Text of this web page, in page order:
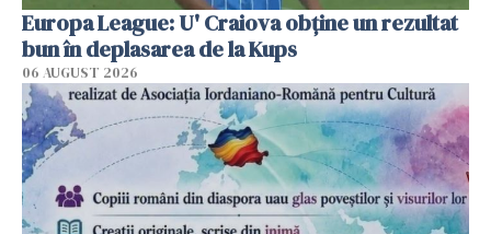
Europa League: U' Craiova obține un rezultat
bun în deplasarea de la Kups
06 AUGUST 2026